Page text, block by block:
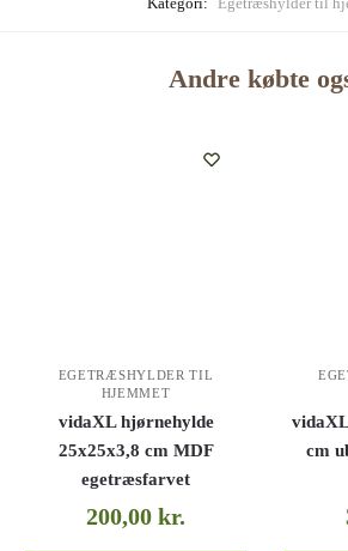
Andre købte
EGETRÆSHYLDER TIL
HJEMMET
vidaXL hjørnehylde
25x25x3,8 cm MDF
egetræsfarvet
200,00kr.
cm